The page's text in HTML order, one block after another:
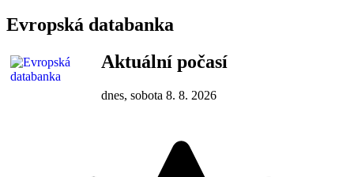
Evropská databanka
Aktuální počasí
dnes, sobota 8. 8. 2026